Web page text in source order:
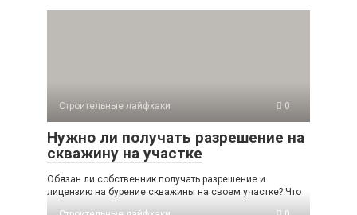
Строительные лайфхаки 0
Нужно ли получать разрешение на
скважину на участке
Обязан ли собственник получать разрешение и
лицензию на бурение скважины на своем участке? Что